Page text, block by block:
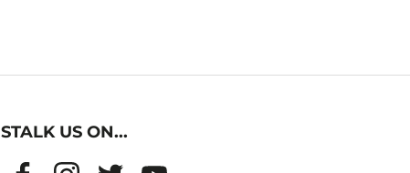
STALK US ON...